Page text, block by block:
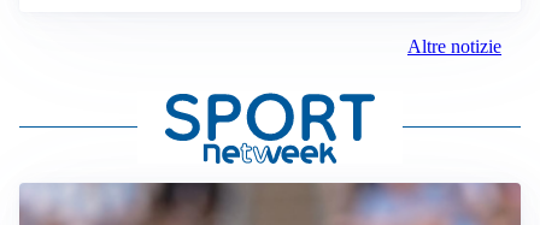
Altre notizie